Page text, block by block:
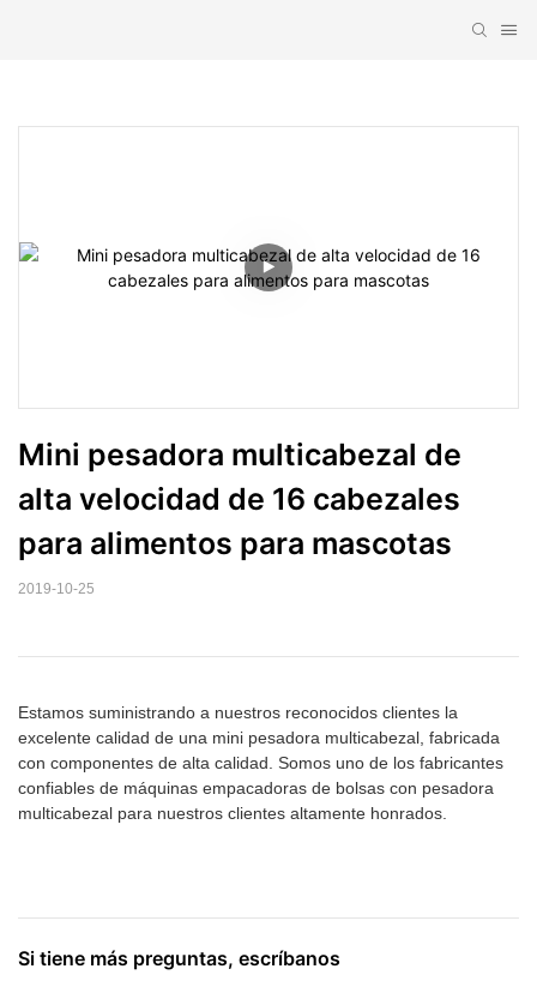
Mini pesadora multicabezal de
alta velocidad de 16 cabezales
para alimentos para mascotas
2019-10-25
Estamos suministrando a nuestros reconocidos clientes la
excelente calidad de una mini pesadora multicabezal, fabricada
con componentes de alta calidad. Somos uno de los fabricantes
confiables de máquinas empacadoras de bolsas con pesadora
multicabezal para nuestros clientes altamente honrados.
Si tiene más preguntas, escríbanos